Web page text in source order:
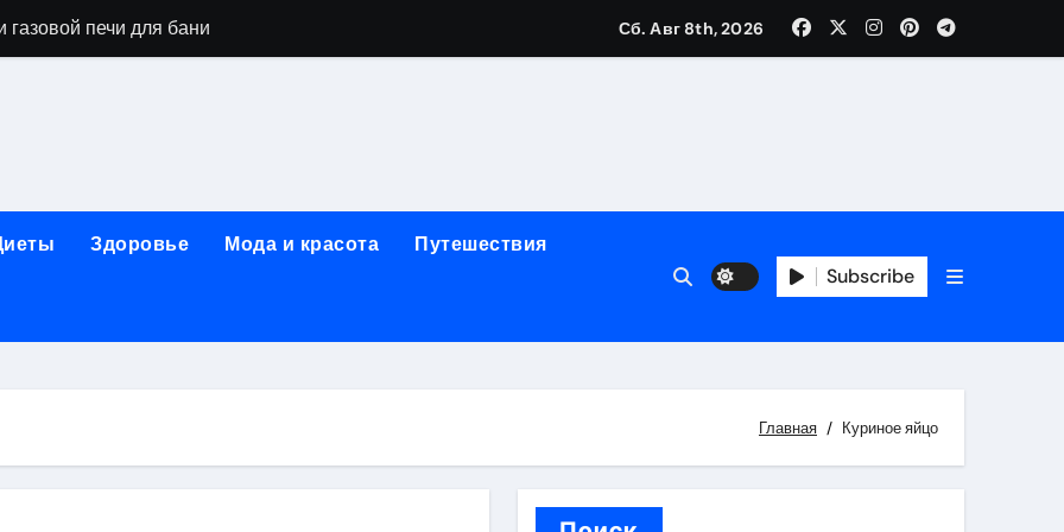
печи для бани
применения GPU-серверов
обучения и актуальные профессиональные ориентиры
реабилитации при алкогольной зависимости: персональный подход и лицензированные врачи
принципы, показания и этапы установки импланта за один день
МРТ на современном магнитно-резонансном томографе
промышленности в Узбекистане
Сб. Авг 8th, 2026
Здоровье Мода и красота Путешествия
Subscribe
Главная Куриное яйцо